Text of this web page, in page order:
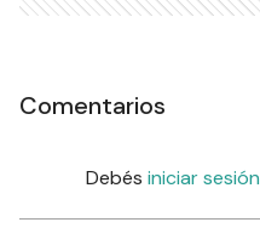
Comentarios
Debés iniciar sesión